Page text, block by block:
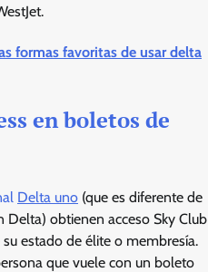
formas favoritas de usar delta
en boletos de
Delta uno (que es diferente de
Delta) obtienen acceso Sky Club
estado de élite o membresía.
que vuele con un boleto